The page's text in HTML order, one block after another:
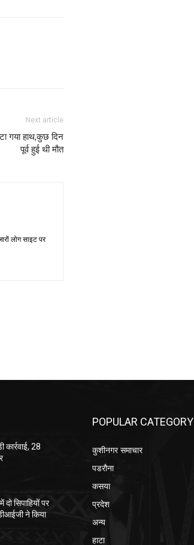
Next article
गया हाथ,कुछ दिन
पूर्व हुई थी मौत
लोग साइट पर
कार्रवाई, 28
सिपाहियों पर
ने किया
POPULAR CATEGORY
कुशीनगर समाचार
पडरौना
कसया
प्रदेश
अन्य
हाटा